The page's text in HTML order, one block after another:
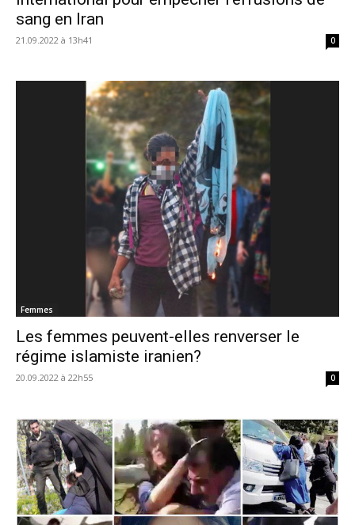
sang en Iran
21.09.2022 à 13h41 0
Femmes
Les femmes peuvent-elles renverser le
régime islamiste iranien?
20.09.2022 à 22h55 0